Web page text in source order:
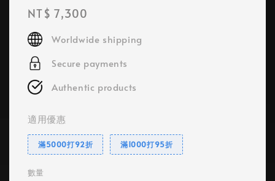
Regular
price
NT$ 7,300
Worldwide shipping
Secure payments
Authentic products
適用優惠
滿5000打92折 滿1000打95折
數量